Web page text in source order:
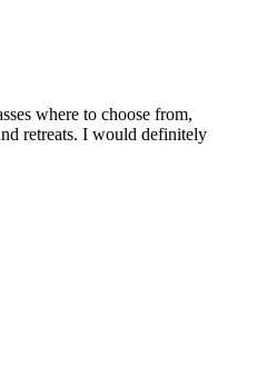
where to choose from,
retreats. I would definitely